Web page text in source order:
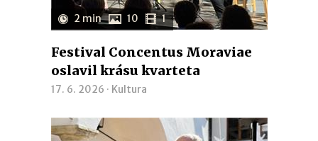
2 min 10 1
Festival Concentus Moraviae
oslavil krásu kvarteta
17. 6. 2026 · Kultura